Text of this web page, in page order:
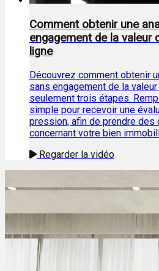
Comment obtenir une
engagement de la valeur
ligne
Découvrez comment obtenir
sans engagement de la
seulement trois étapes.
simple pour recevoir une
pression, afin de prendre
concernant votre bien
Regarder la vidéo